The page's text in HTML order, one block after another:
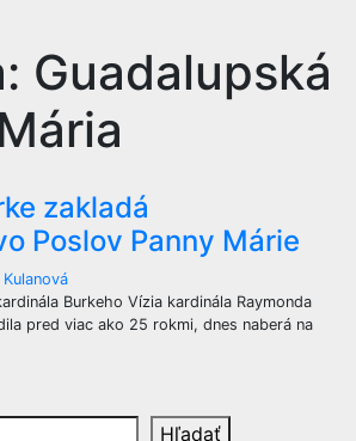
Guadalupská
zakladá
Poslov Panny Márie
Kulanová
Burkeho Vízia kardinála Raymonda
pred viac ako 25 rokmi, dnes naberá na
Hľadať